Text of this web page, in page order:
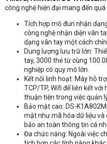
công nghệ hiện đại mang đến
Tích hợp mô đun nhận
công nghệ nhận diện vân
dạng vân tay một cách
Dung lượng lưu trữ lớn:
tay, 3000 thẻ từ cùng
nghiệp có quy mô lớn.
Kết nối linh hoạt: Máy hỗ
TCP/TP, Wifi để liên kết
thuận tiện trong việc quản
Bảo mật cao: DS-
mật như mã hóa dữ liệu và
bảo an toàn thông tin cá
Đa chức năng: Ngoài việc
K1A802MF